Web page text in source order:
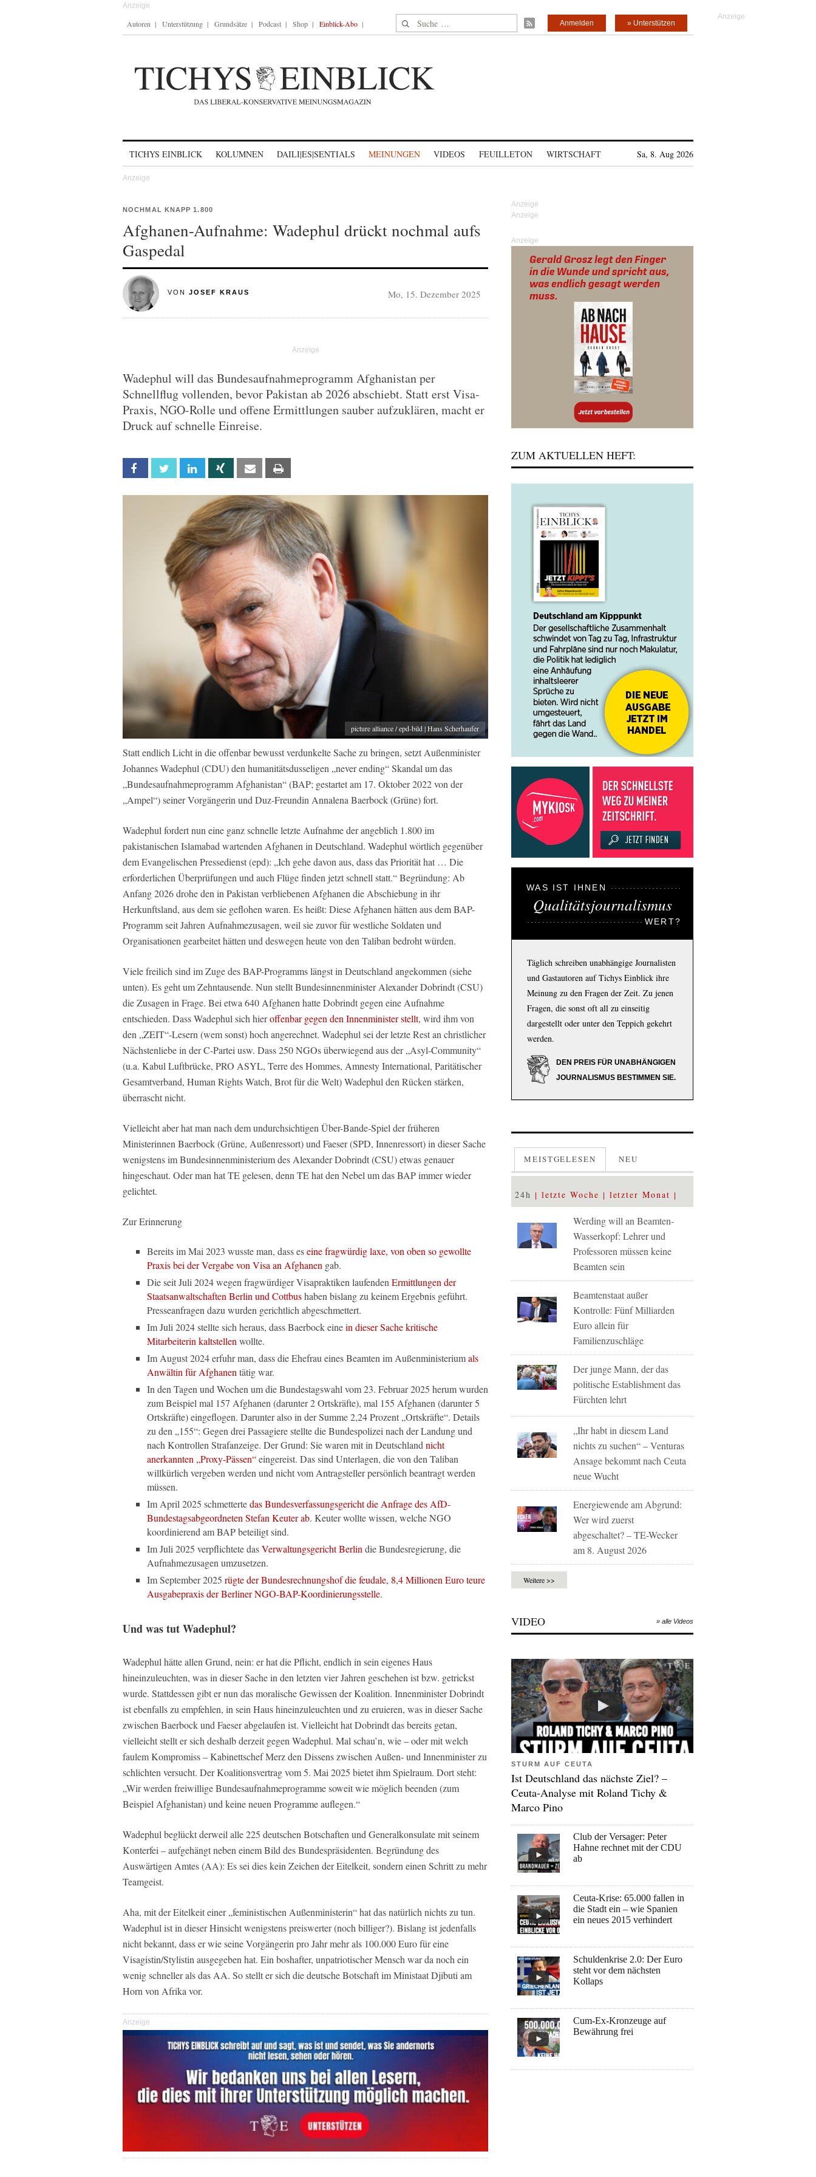
Autoren Unterstützung Grundsätze Podcast Shop Einblick-Abo Suche nach: » Unterstützen
Anmelden
TICHYS EINBLICK KOLUMNEN DAILI|ES|SENTIALS MEINUNGEN VIDEOS FEUILLETON WIRTSCHAFT Sa, 8. Aug 2026
NOCHMAL KNAPP 1.800
Afghanen-Aufnahme: Wadephul drückt nochmal aufs
Gaspedal
VON JOSEF KRAUS Mo, 15. Dezember 2025
Wadephul will das Bundesaufnahmeprogramm Afghanistan per
Schnellflug vollenden, bevor Pakistan ab 2026 abschiebt. Statt erst Visa-
Praxis, NGO-Rolle und offene Ermittlungen sauber aufzuklären, macht er
Druck auf schnelle Einreise.
Facebook Twitter Linkedin Xing Email
picture alliance / epd-bild | Hans Scherhaufer
Statt endlich Licht in die offenbar bewusst verdunkelte Sache zu bringen, setzt Außenminister
Johannes Wadephul (CDU) den humanitätsdusseligen „never ending“ Skandal um das
„Bundesaufnahmeprogramm Afghanistan“ (BAP; gestartet am 17. Oktober 2022 von der
„Ampel“) seiner Vorgängerin und Duz-Freundin Annalena Baerbock (Grüne) fort.
Wadephul fordert nun eine ganz schnelle letzte Aufnahme der angeblich 1.800 im
pakistanischen Islamabad wartenden Afghanen in Deutschland. Wadephul wörtlich gegenüber
dem Evangelischen Pressedienst (epd): „Ich gehe davon aus, dass das Priorität hat … Die
erforderlichen Überprüfungen und auch Flüge finden jetzt schnell statt.“ Begründung: Ab
Anfang 2026 drohe den in Pakistan verbliebenen Afghanen die Abschiebung in ihr
Herkunftsland, aus dem sie geflohen waren. Es heißt: Diese Afghanen hätten aus dem BAP-
Programm seit Jahren Aufnahmezusagen, weil sie zuvor für westliche Soldaten und
Organisationen gearbeitet hätten und deswegen heute von den Taliban bedroht würden.
Viele freilich sind im Zuge des BAP-Programms längst in Deutschland angekommen (siehe
unten). Es geht um Zehntausende. Nun stellt Bundesinnenminister Alexander Dobrindt (CSU)
die Zusagen in Frage. Bei etwa 640 Afghanen hatte Dobrindt gegen eine Aufnahme
entschieden. Dass Wadephul sich hieroffenbar gegen den Innenminister stellt, wird ihm von
den „ZEIT“-Lesern (wem sonst) hoch angerechnet. Wadephul sei der letzte Rest an christlicher
Nächstenliebe in der C-Partei usw. Dass 250 NGOs überwiegend aus der „Asyl-Community“
(u.a. Kabul Luftbrücke, PRO ASYL, Terre des Hommes, Amnesty International, Paritätischer
Gesamtverband, Human Rights Watch, Brot für die Welt) Wadephul den Rücken stärken,
überrascht nicht.
Vielleicht aber hat man nach dem undurchsichtigen Über-Bande-Spiel der früheren
Ministerinnen Baerbock (Grüne, Außenressort) und Faeser (SPD, Innenressort) in dieser Sache
wenigstens im Bundesinnenministerium des Alexander Dobrindt (CSU) etwas genauer
hingeschaut. Oder man hat TE gelesen, denn TE hat den Nebel um das BAP immer wieder
gelichtet.
Zur Erinnerung
Bereits im Mai 2023 wusste man, dass eseine fragwürdig laxe, von oben so gewollte
Praxis bei der Vergabe von Visa an Afghanen gab.
Die seit Juli 2024 wegen fragwürdiger Visapraktiken laufenden Ermittlungen der
Staatsanwaltschaften Berlin und Cottbushaben bislang zu keinem Ergebnis geführt.
Presseanfragen dazu wurden gerichtlich abgeschmettert.
Im Juli 2024 stellte sich heraus, dass Baerbock einein dieser Sache kritische
Mitarbeiterin kaltstellen wollte.
Im August 2024 erfuhr man, dass die Ehefrau eines Beamten im Außenministeriumals
Anwältin für Afghanen tätig war.
In den Tagen und Wochen um die Bundestagswahl vom 23. Februar 2025 herum wurden
zum Beispiel mal 157 Afghanen (darunter 2 Ortskräfte), mal 155 Afghanen (darunter 5
Ortskräfte) eingeflogen. Darunter also in der Summe 2,24 Prozent „Ortskräfte“. Details
zu den „155“: Gegen drei Passagiere stellte die Bundespolizei nach der Landung und
nach Kontrollen Strafanzeige. Der Grund: Sie waren mit in Deutschland nicht
anerkannten „Proxy-Pässen“eingereist. Das sind Unterlagen, die von den Taliban
willkürlich vergeben werden und nicht vom Antragsteller persönlich beantragt werden
müssen.
Im April 2025 schmettertedas Bundesverfassungsgericht die Anfrage des AfD-
Bundestagsabgeordneten Stefan Keuter ab. Keuter wollte wissen, welche NGO
koordinierend am BAP beteiligt sind.
Im Juli 2025 verpflichtete dasVerwaltungsgericht Berlin die Bundesregierung, die
Aufnahmezusagen umzusetzen.
Im September 2025 rügte der Bundesrechnungshof die feudale, 8,4 Millionen Euro teure
Ausgabepraxis der Berliner NGO-BAP-Koordinierungsstelle.
Und was tut Wadephul?
Wadephul hätte allen Grund, nein: er hat die Pflicht, endlich in sein eigenes Haus
hineinzuleuchten, was in dieser Sache in den letzten vier Jahren geschehen ist bzw. getrickst
wurde. Stattdessen gibt er nun das moralische Gewissen der Koalition. Innenminister Dobrindt
ist ebenfalls zu empfehlen, in sein Haus hineinzuleuchten und zu eruieren, was in dieser Sache
zwischen Baerbock und Faeser abgelaufen ist. Vielleicht hat Dobrindt das bereits getan,
vielleicht stellt er sich deshalb derzeit gegen Wadephul. Mal schau’n, wie – oder mit welch
faulem Kompromiss – Kabinettschef Merz den Dissens zwischen Außen- und Innenminister zu
schlichten versucht. Der Koalitionsvertrag vom 5. Mai 2025 bietet ihm Spielraum. Dort steht:
„Wir werden freiwillige Bundesaufnahmeprogramme soweit wie möglich beenden (zum
Beispiel Afghanistan) und keine neuen Programme auflegen.“
Wadephul beglückt derweil alle 225 deutschen Botschaften und Generalkonsulate mit seinem
Konterfei – aufgehängt neben einem Bild des Bundespräsidenten. Begründung des
Auswärtigen Amtes (AA): Es sei dies kein Zeichen der Eitelkeit, sondern einen Schritt zu mehr
Teamgeist.
Aha, mit der Eitelkeit einer „feministischen Außenministerin“ hat das natürlich nichts zu tun.
Wadephul ist in dieser Hinsicht wenigstens preiswerter (noch billiger?). Bislang ist jedenfalls
nicht bekannt, dass er wie seine Vorgängerin pro Jahr mehr als 100.000 Euro für eine
Visagistin/Stylistin ausgegeben hat. Ein boshafter, unpatriotischer Mensch war da noch ein
wenig schneller als das AA. So stellt er sich die deutsche Botschaft im Ministaat Djibuti am
Horn von Afrika vor.
Anzeige
Anzeige
ZUM AKTUELLEN HEFT:
WAS IST IHNEN
Qualitätsjournalismus
WERT?
Täglich schreiben unabhängige Journalisten
und Gastautoren auf Tichys Einblick ihre
Meinung zu den Fragen der Zeit. Zu jenen
Fragen, die sonst oft all zu einseitig
dargestellt oder unter den Teppich gekehrt
werden.
DEN PREIS FÜR UNABHÄNGIGEN
JOURNALISMUS BESTIMMEN SIE.
MEISTGELESEN NEU
24h letzte Woche letzter Monat
Werding will an Beamten-
Wasserkopf: Lehrer und
Professoren müssen keine
Beamten sein
Beamtenstaat außer
Kontrolle: Fünf Milliarden
Euro allein für
Familienzuschläge
Der junge Mann, der das
politische Establishment das
Fürchten lehrt
„Ihr habt in diesem Land
nichts zu suchen“ – Venturas
Ansage bekommt nach Ceuta
neue Wucht
Energiewende am Abgrund:
Wer wird zuerst
abgeschaltet? – TE-Wecker
am 8. August 2026
Weitere >>
VIDEO » alle Videos
STURM AUF CEUTA
Ist Deutschland das nächste Ziel? –
Ceuta-Analyse mit Roland Tichy &
Marco Pino
Club der Versager: Peter
Hahne rechnet mit der CDU
ab
Ceuta-Krise: 65.000 fallen in
die Stadt ein – wie Spanien
ein neues 2015 verhindert
Schuldenkrise 2.0: Der Euro
steht vor dem nächsten
Kollaps
Cum-Ex-Kronzeuge auf
Bewährung frei